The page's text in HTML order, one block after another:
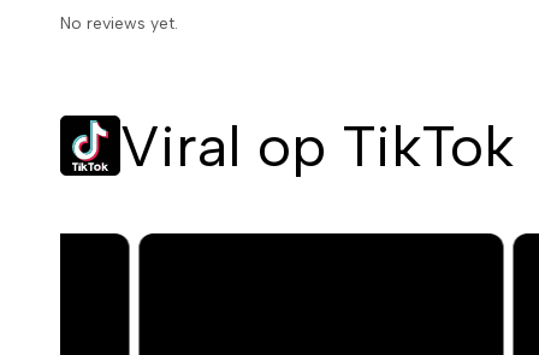
Door de talgproductie te reguleren en de celvernieuwing te
het creëren van een gladdere en meer egale huidskleur. Zeg
Licht en comfortabel
No reviews yet.
Viral op TikTok